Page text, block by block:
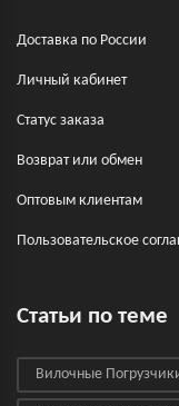
Доставка по России
Личный кабинет
Статус заказа
Возврат или обмен
Оптовым клиентам
Пользовательское
Статьи по теме
Вилочные